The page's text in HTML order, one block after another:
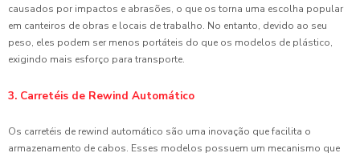
causados por impactos e abrasões, o que os torna uma escolha popular
em canteiros de obras e locais de trabalho. No entanto, devido ao seu
peso, eles podem ser menos portáteis do que os modelos de plástico,
exigindo mais esforço para transporte.
3. Carretéis de Rewind Automático
Os carretéis de rewind automático são uma inovação que facilita o
armazenamento de cabos. Esses modelos possuem um mecanismo que